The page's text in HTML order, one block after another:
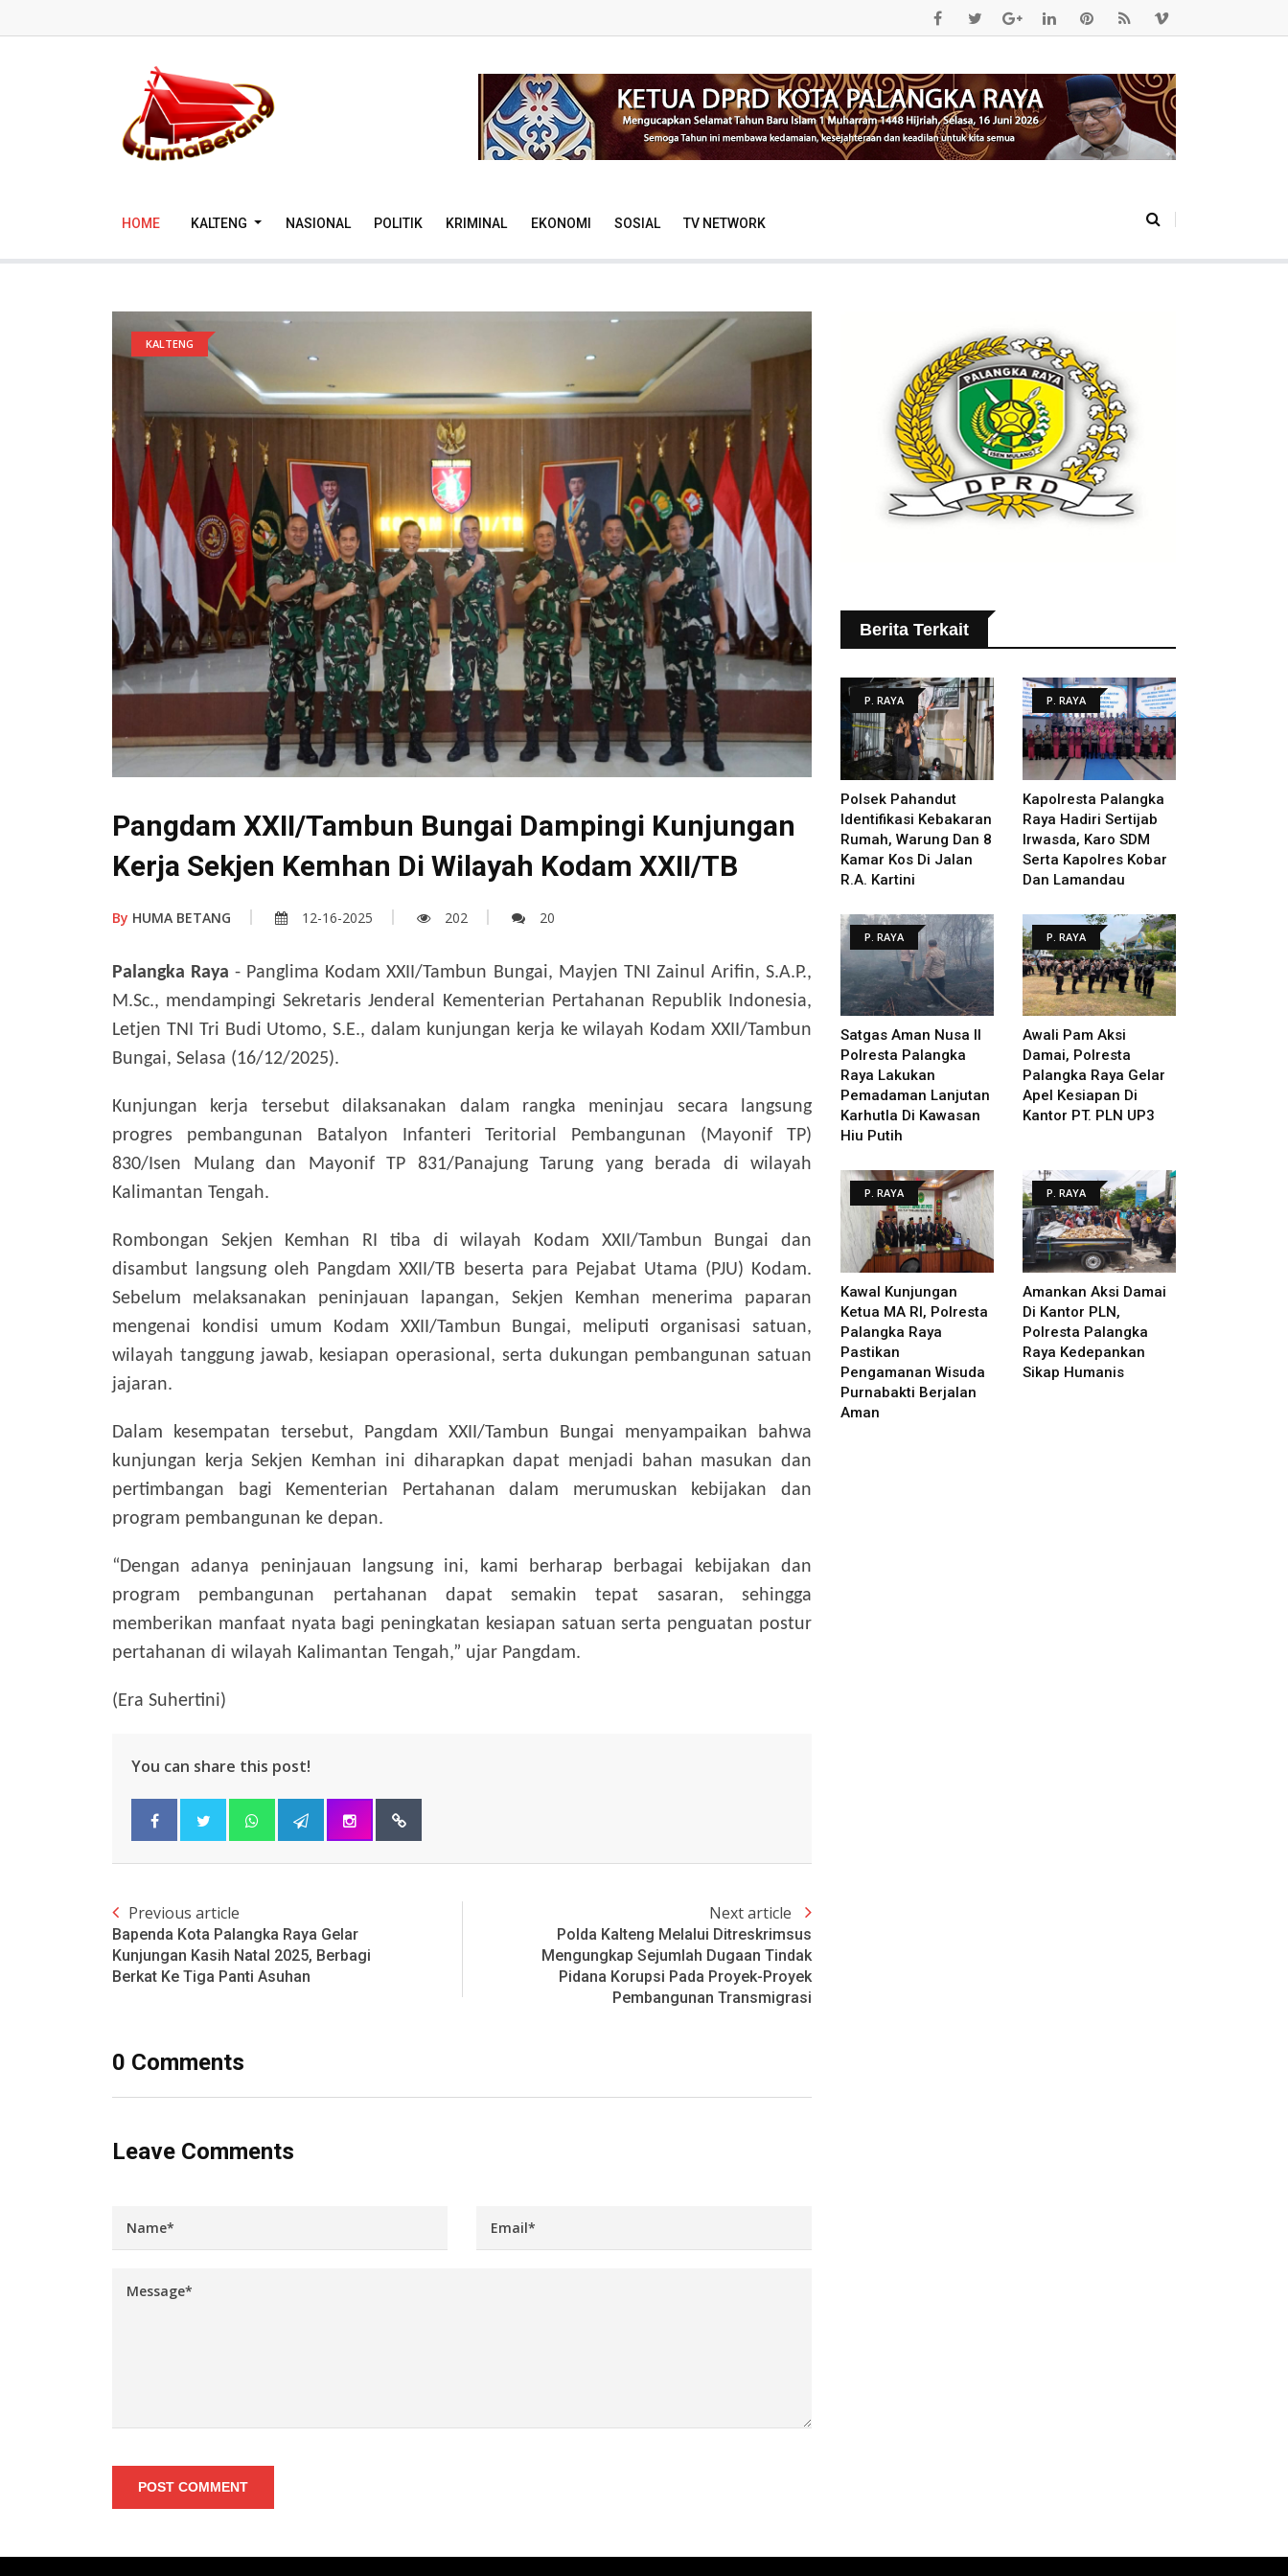
HOME KALTENG NASIONAL POLITIK KRIMINAL EKONOMI SOSIAL TV NETWORK
KALTENG
Pangdam XXII/Tambun Bungai Dampingi Kunjungan
Kerja Sekjen Kemhan Di Wilayah Kodam XXII/TB
By HUMA BETANG 12-16-2025 202 20
Palangka Raya - Panglima Kodam XXII/Tambun Bungai, Mayjen TNI Zainul Arifin, S.A.P.,
M.Sc., mendampingi Sekretaris Jenderal Kementerian Pertahanan Republik Indonesia,
Letjen TNI Tri Budi Utomo, S.E., dalam kunjungan kerja ke wilayah Kodam XXII/Tambun
Bungai, Selasa (16/12/2025).
Kunjungan kerja tersebut dilaksanakan dalam rangka meninjau secara langsung
progres pembangunan Batalyon Infanteri Teritorial Pembangunan (Mayonif TP)
830/Isen Mulang dan Mayonif TP 831/Panajung Tarung yang berada di wilayah
Kalimantan Tengah.
Rombongan Sekjen Kemhan RI tiba di wilayah Kodam XXII/Tambun Bungai dan
disambut langsung oleh Pangdam XXII/TB beserta para Pejabat Utama (PJU) Kodam.
Sebelum melaksanakan peninjauan lapangan, Sekjen Kemhan menerima paparan
mengenai kondisi umum Kodam XXII/Tambun Bungai, meliputi organisasi satuan,
wilayah tanggung jawab, kesiapan operasional, serta dukungan pembangunan satuan
jajaran.
Dalam kesempatan tersebut, Pangdam XXII/Tambun Bungai menyampaikan bahwa
kunjungan kerja Sekjen Kemhan ini diharapkan dapat menjadi bahan masukan dan
pertimbangan bagi Kementerian Pertahanan dalam merumuskan kebijakan dan
program pembangunan ke depan.
“Dengan adanya peninjauan langsung ini, kami berharap berbagai kebijakan dan
program pembangunan pertahanan dapat semakin tepat sasaran, sehingga
memberikan manfaat nyata bagi peningkatan kesiapan satuan serta penguatan postur
pertahanan di wilayah Kalimantan Tengah,” ujar Pangdam.
(Era Suhertini)
You can share this post!
Previous article
Bapenda Kota Palangka Raya Gelar
Kunjungan Kasih Natal 2025, Berbagi
Berkat Ke Tiga Panti Asuhan
Next article
Polda Kalteng Melalui Ditreskrimsus
Mengungkap Sejumlah Dugaan Tindak
Pidana Korupsi Pada Proyek-Proyek
Pembangunan Transmigrasi
0 Comments
Leave Comments
POST COMMENT
Berita Terkait
P. RAYA
Polsek Pahandut
Identifikasi Kebakaran
Rumah, Warung Dan 8
Kamar Kos Di Jalan
R.A. Kartini
P. RAYA
Kapolresta Palangka
Raya Hadiri Sertijab
Irwasda, Karo SDM
Serta Kapolres Kobar
Dan Lamandau
P. RAYA
Satgas Aman Nusa II
Polresta Palangka
Raya Lakukan
Pemadaman Lanjutan
Karhutla Di Kawasan
Hiu Putih
P. RAYA
Awali Pam Aksi
Damai, Polresta
Palangka Raya Gelar
Apel Kesiapan Di
Kantor PT. PLN UP3
P. RAYA
Kawal Kunjungan
Ketua MA RI, Polresta
Palangka Raya
Pastikan
Pengamanan Wisuda
Purnabakti Berjalan
Aman
P. RAYA
Amankan Aksi Damai
Di Kantor PLN,
Polresta Palangka
Raya Kedepankan
Sikap Humanis